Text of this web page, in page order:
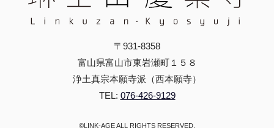
〒931-8358
富山県富山市東岩瀬町１５８
浄土真宗本願寺派（西本願寺）
TEL: 076-426-9129
©LINK-AGE ALL RIGHTS RESERVED.